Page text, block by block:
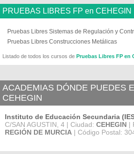
PRUEBAS LIBRES FP en CEHEGIN
Pruebas Libres Sistemas de Regulación y
Pruebas Libres Construcciones Metálicas
Listado de todos los cursos de Pruebas Libres FP en
ACADEMIAS DÓNDE PUEDES
CEHEGIN
Instituto de Educación Secundaria
C/SAN AGUSTIN, 4 | Ciudad: CEHEGIN |
REGIÓN DE MURCIA | Código Postal: